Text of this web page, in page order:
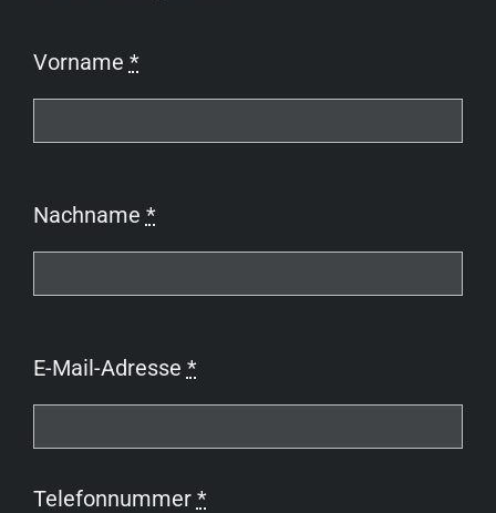
Vorname *
Nachname *
E-Mail-Adresse *
Telefonnummer *